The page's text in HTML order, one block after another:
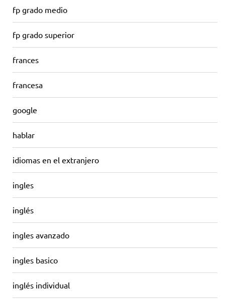
fp grado medio
fp grado superior
frances
francesa
google
hablar
idiomas en el extranjero
ingles
inglés
ingles avanzado
ingles basico
inglés individual